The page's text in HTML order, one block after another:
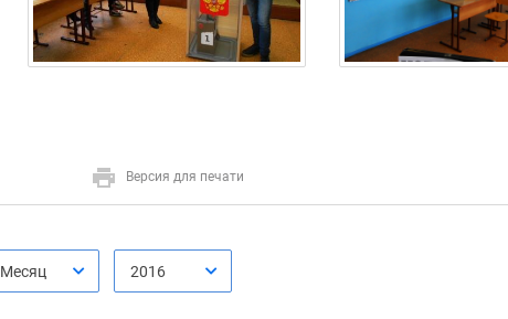
Версия для печати
Месяц 2016